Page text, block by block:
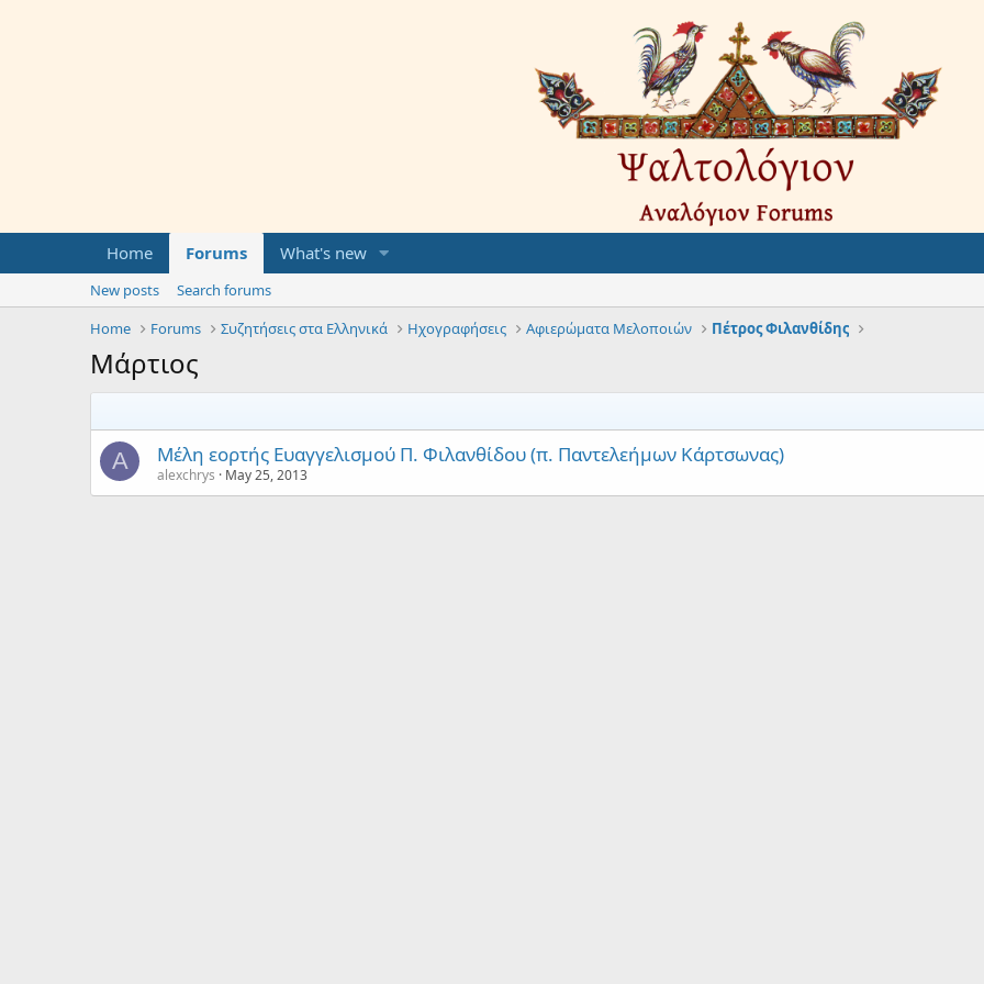
Home Forums What's new
New posts
Search forums
Home
Forums Συζητήσεις στα Ελληνικά Ηχογραφήσεις Αφιερώματα Μελοποιών Πέτρος Φιλανθίδης
Μάρτιος
A Μέλη εορτής Ευαγγελισμού Π. Φιλανθίδου (π. Παντελεήμων Κάρτσωνας)
alexchrys May 25, 2013